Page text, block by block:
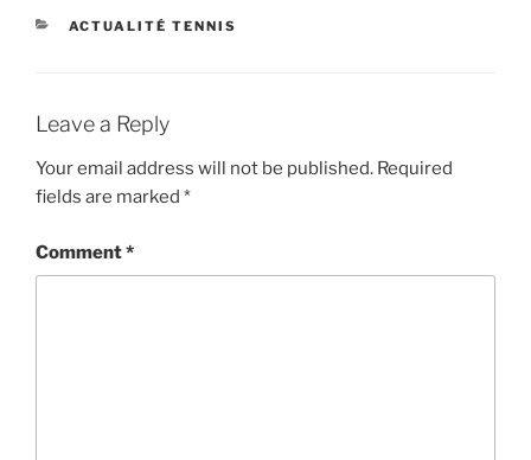
CATEGORIES
ACTUALITÉ TENNIS
Leave a Reply
Your email address will not be published. Required
fields are marked *
Comment*